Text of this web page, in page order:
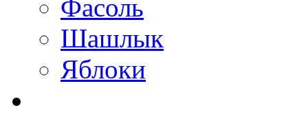
Фасоль
Шашлык
Яблоки